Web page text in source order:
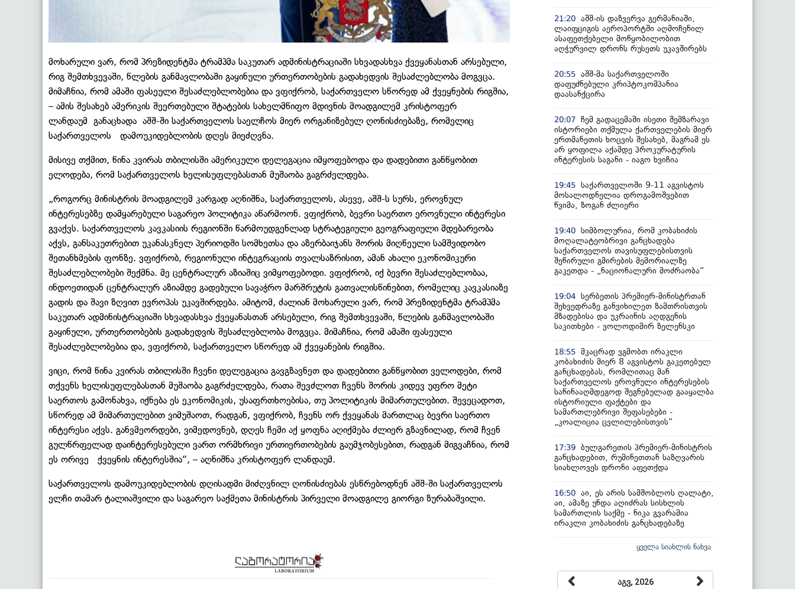
მოხარული ვარ, რომ პრეზიდენტმა ტრამპმა საკუთარ ადმინისტრაციაში სხვადასხვა ქვეყანასთან არსებული,
რიგ შემთხვევაში, წლების განმავლობაში გაყინული ურთერთობების გადახედვის შესაძლებლობა მოგვცა.
მიმაჩნია, რომ ამაში ფასეული შესაძლებლობებია და ვფიქრობ, საქართველო სწორედ ამ ქვეყნების რიგშია,
– ამის შესახებ ამერიკის შეერთებული შტატების სახელმწიფო მდივნის მოადგილემ კრისტოფერ
ლანდაუმ განაცხადა აშშ-ში საქართველოს საელჩოს მიერ ორგანიზებულ ღონისძიებაზე, რომელიც
საქართველოს დამოუკიდებლობის დღეს მიეძღვნა.
მისივე თქმით, წინა კვირას თბილისში ამერიკული დელეგაცია იმყოფებოდა და დადებითი განწყობით
ელოდება, რომ საქართველოს ხელისუფლებასთან მუშაობა გაგრძელდება.
„როგორც მინისტრის მოადგილემ კარგად აღნიშნა, საქართველოს, ასევე, აშშ-ს სურს, ეროვნულ
ინტერესებზე დამყარებული საგარეო პოლიტიკა აწარმოონ. ვფიქრობ, ბევრი საერთო ეროვნული ინტერესი
გვაქვს. საქართველოს კავკასიის რეგიონში წარმოუდგენლად სტრატეგიული გეოგრაფიული მდებარეობა
აქვს, განსაკუთრებით უკანასკნელ პერიოდში სომხეთსა და აზერბაიჯანს შორის მიღწეული სამშვიდობო
შეთანხმების ფონზე. ვფიქრობ, რეგიონული ინტეგრაციის თვალსაზრისით, ამან ახალი ეკონომიკური
შესაძლებლობები შექმნა. მე ცენტრალურ აზიაშიც ვიმყოფებოდი. ვფიქრობ, იქ ბევრი შესაძლებლობაა,
ინდოეთიდან ცენტრალურ აზიამდე გადებული სავაჭრო მარშრუტის გათვალისწინებით, რომელიც კავკასიაზე
გადის და შავი ზღვით ევროპას უკავშირდება. ამიტომ, ძალიან მოხარული ვარ, რომ პრეზიდენტმა ტრამპმა
საკუთარ ადმინისტრაციაში სხვადასხვა ქვეყანასთან არსებული, რიგ შემთხვევაში, წლების განმავლობაში
გაყინული, ურთერთობების გადახედვის შესაძლებლობა მოგვცა. მიმაჩნია, რომ ამაში ფასეული
შესაძლებლობებია და, ვფიქრობ, საქართველო სწორედ ამ ქვეყანების რიგშია.
ვიცი, რომ წინა კვირას თბილისში ჩვენი დელეგაცია გავგზავნეთ და დადებითი განწყობით ველოდები, რომ
თქვენს ხელისუფლებასთან მუშაობა გაგრძელდება, რათა შევძლოთ ჩვენს შორის კიდევ უფრო მეტი
საერთოს გამონახვა, იქნება ეს ეკონომიკის, უსაფრთხოებისა, თუ პოლიტიკის მიმართულებით. შევეცადოთ,
სწორედ ამ მიმართულებით ვიმუშაოთ, რადგან, ვფიქრობ, ჩვენს ორ ქვეყანას მართლაც ბევრი საერთო
ინტერესი აქვს. განვმეორდები, ვიმედოვნებ, დღეს ჩემი აქ ყოფნა აღიქმება ძლიერ გზავნილად, რომ ჩვენ
გულწრფელად დაინტერესებული ვართ ორმხრივი ურთიერთობების გაუმჯობესებით, რადგან მიგვაჩნია, რომ
ეს ორივე ქვეყნის ინტერესშია“, – აღნიშნა კრისტოფერ ლანდაუმ.
საქართველოს დამოუკიდებლობის დღისადმი მიძღვნილ ღონისძიებას ესწრებოდნენ აშშ-ში საქართველოს
ელჩი თამარ ტალიაშვილი და საგარეო საქმეთა მინისტრის პირველი მოადგილე გიორგი ზურაბაშვილი.
21:20 აშშ-ის დაზვერვა გერმანიაში,
ლაიფციგის აეროპორტში აღმოჩენილ
ასაფეთქებელი მოწყობილობით
აღჭურვილ დრონს რუსეთს უკავშირებს
20:55 აშშ-მა საქართველოში
დაფუძნებული კრიპტოკომპანია
დაასანქცირა
20:07 ჩემ გადაცემაში ისეთი შემზარავი
ისტორიები თქმულა ქართველების მიერ
ერთმანეთის ხოცვის შესახებ, მაგრამ ეს
არ ყოფილა აქამდე პროკურატურის
ინტერესის საგანი - იაგო ხვიჩია
19:45 საქართველოში 9-11 აგვისტოს
მოსალოდნელია დროგამოშვებით
წვიმა, ზოგან ძლიერი
19:40 სიმბოლურია, რომ კობახიძის
მოღალატეობრივი განცხადება
საქართველოს თავისუფლებისთვის
შეწირული გმირების მემორიალზე
გაკეთდა - „ნაციონალური მოძრაობა“
19:04 სერბეთის პრემიერ-მინისტრთან
შეხვედრაზე განვიხილეთ ზამთრისთვის
მზადებისა და უკრაინის აღდგენის
საკითხები - ვოლოდიმირ ზელენსკი
18:55 მკაცრად ვგმობთ ირაკლი
კობახიძის მიერ 8 აგვისტოს გაკეთებულ
განცხადებას, რომლითაც მან
საქართველოს ეროვნული ინტერესების
საწინააღმდეგოდ შეგნებულად გააყალბა
ისტორიული ფაქტები და
სამართლებრივი შეფასებები -
„კოალიცია ცვლილებისთვის“
17:39 ბულგარეთის პრემიერ-მინისტრის
განცხადებით, რუმინეთთან საზღვარის
სიახლოვეს დრონი აფეთქდა
16:50 აი, ეს არის სამშობლოს ღალატი,
აი, ამაზე უნდა აღიძრას სისხლის
სამართლის საქმე - ნიკა გვარამია
ირაკლი კობახიძის განცხადებაზე
ყველა სიახლის ნახვა
აგვ, 2026